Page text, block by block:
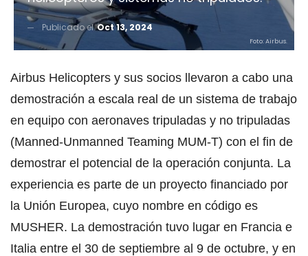
Publicado elOct 13, 2024
Foto: Airbus.
Airbus Helicopters y sus socios llevaron a cabo una
demostración a escala real de un sistema de trabajo
en equipo con aeronaves tripuladas y no tripuladas
(Manned-Unmanned Teaming MUM-T) con el fin de
demostrar el potencial de la operación conjunta. La
experiencia es parte de un proyecto financiado por
la Unión Europea, cuyo nombre en código es
MUSHER. La demostración tuvo lugar en Francia e
Italia entre el 30 de septiembre al 9 de octubre, y en